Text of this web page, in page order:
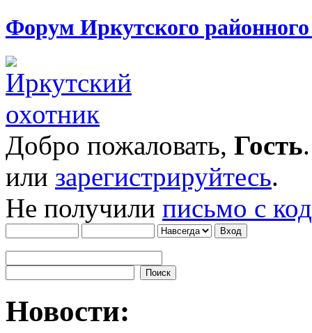
Форум Иркутского
Добро пожаловать, Гость
или зарегистрируйтесь.
Не получили письмо с
Новости: